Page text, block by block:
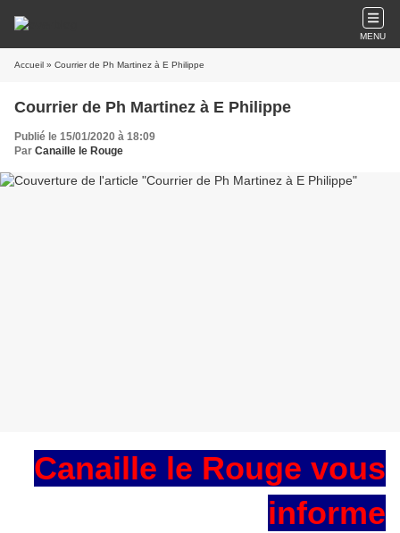
MENU
Accueil » Courrier de Ph Martinez à E Philippe
Courrier de Ph Martinez à E Philippe
Publié le 15/01/2020 à 18:09
Par Canaille le Rouge
Canaille le Rouge vous
informe